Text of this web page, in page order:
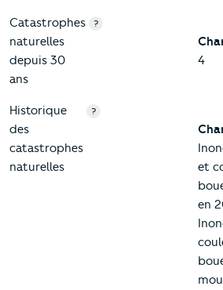
Catastrophes
naturelles
depuis 30
ans
?
4
Historique
des
catastrophes
naturelles
?
et
en